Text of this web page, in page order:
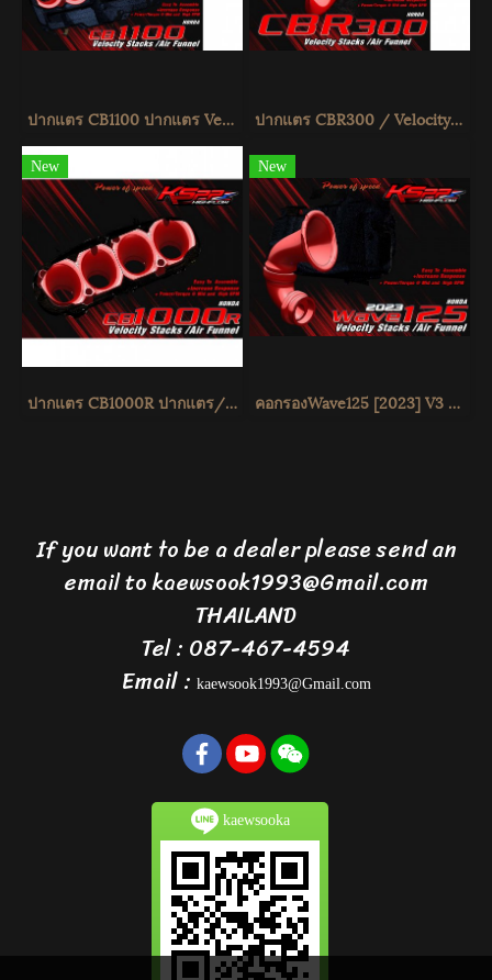
ปากแตร CB1100 ปากแตร Velocity stack ปากแตร KSPP ปากแตร CBR300 / Velocity stack -ปากแตร CBR300 -Intake air pipe CBR300 - KSPP
New
ปากแตร CB1000R ปากแตร/Velocity stack -ปากแตร
New
คอกรองWave125 [2023] V3 ท่อกรอง Wave125 VelocityStackWave125 [2023] [KSPP]
If you want to be a dealer please send an
email to kaewsook1993@Gmail.com
THAILAND
Tel : 087-467-4594
Email : kaewsook1993@Gmail.com
kaewsooka